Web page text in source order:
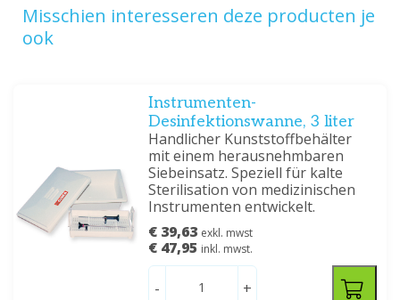
Misschien interesseren deze producten je
ook
Instrumenten-
Desinfektionswanne, 3 liter
Handlicher Kunststoffbehälter
mit einem herausnehmbaren
Siebeinsatz. Speziell für kalte
Sterilisation von medizinischen
Instrumenten entwickelt.
€ 39,63 exkl. mwst
€ 47,95 inkl. mwst.
- +